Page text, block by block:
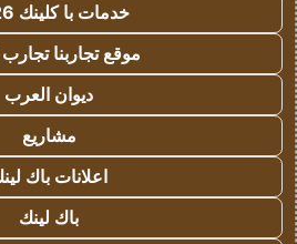
خدمات با كلينك 2026
موقع تجاربنا تجارب
ديوان العرب
مشاريع
اعلانات باك
باك لينك